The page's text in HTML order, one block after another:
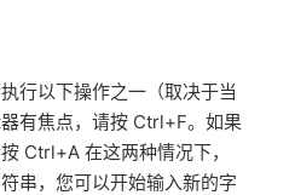
行以下操作之一（取决于当
有焦点，请按 Ctrl+F。如果
Ctrl+A 在这两种情况下，
串，您可以开始输入新的字